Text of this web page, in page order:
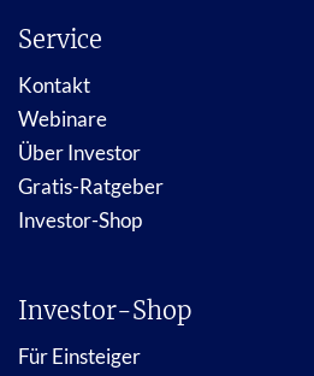
Service
Kontakt
Webinare
Über Investor
Gratis-Ratgeber
Investor-Shop
Investor-Shop
Für Einsteiger